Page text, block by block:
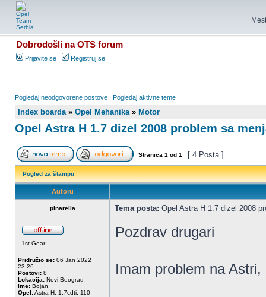
Dobrodošli na OTS forum
Prijavite se Registruj se
Pogledaj neodgovorene postove | Pogledaj aktivne teme
Index boarda» Opel Mehanika» Motor
Opel Astra H 1.7 dizel 2008 problem sa
Stranica 1 od 1 [ 4 Posta ]
Pogled za štampu
Autoru
pinarella Tema posta: Opel Astra H 1.7 dizel 2008
1st Gear
Pridružio se: 06 Jan 2022
23:26
Postovi: 8
Lokacija: Novi Beograd
Ime: Bojan
Opel:Astra H, 1.7cdti, 110
Pozdrav drugari
Imam problem na